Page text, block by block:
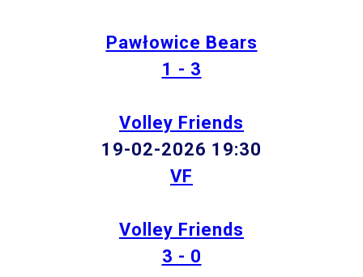
Pawłowice Bears
1 - 3
Volley Friends
19-02-2026 19:30
VF
Volley Friends
3 - 0